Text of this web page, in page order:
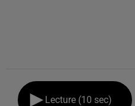
Lecture (10 sec)